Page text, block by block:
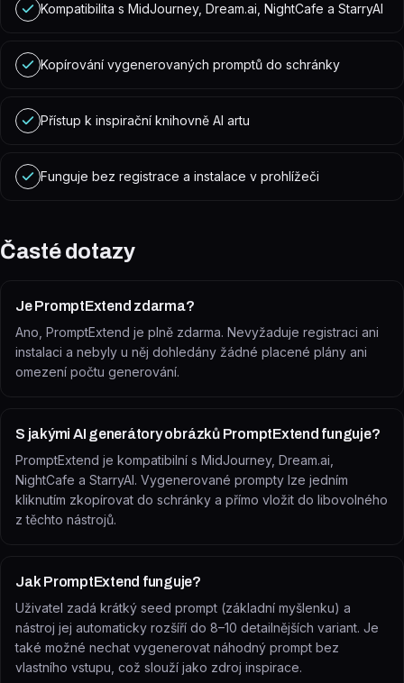
Kompatibilita s MidJourney, Dream.ai, NightCafe a StarryAI
Kopírování vygenerovaných promptů do schránky
Přístup k inspirační knihovně AI artu
Funguje bez registrace a instalace v prohlížeči
Časté dotazy
Je PromptExtend zdarma?
Ano, PromptExtend je plně zdarma. Nevyžaduje registraci ani
instalaci a nebyly u něj dohledány žádné placené plány ani
omezení počtu generování.
S jakými AI generátory obrázků PromptExtend funguje?
PromptExtend je kompatibilní s MidJourney, Dream.ai,
NightCafe a StarryAI. Vygenerované prompty lze jedním
kliknutím zkopírovat do schránky a přímo vložit do libovolného
z těchto nástrojů.
Jak PromptExtend funguje?
Uživatel zadá krátký seed prompt (základní myšlenku) a
nástroj jej automaticky rozšíří do 8–10 detailnějších variant. Je
také možné nechat vygenerovat náhodný prompt bez
vlastního vstupu, což slouží jako zdroj inspirace.